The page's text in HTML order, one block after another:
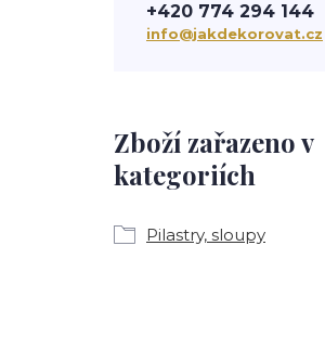
Zboží zařazeno v
kategoriích
Pilastry, sloupy
+420 774 294 144
info@jakdekorovat.cz